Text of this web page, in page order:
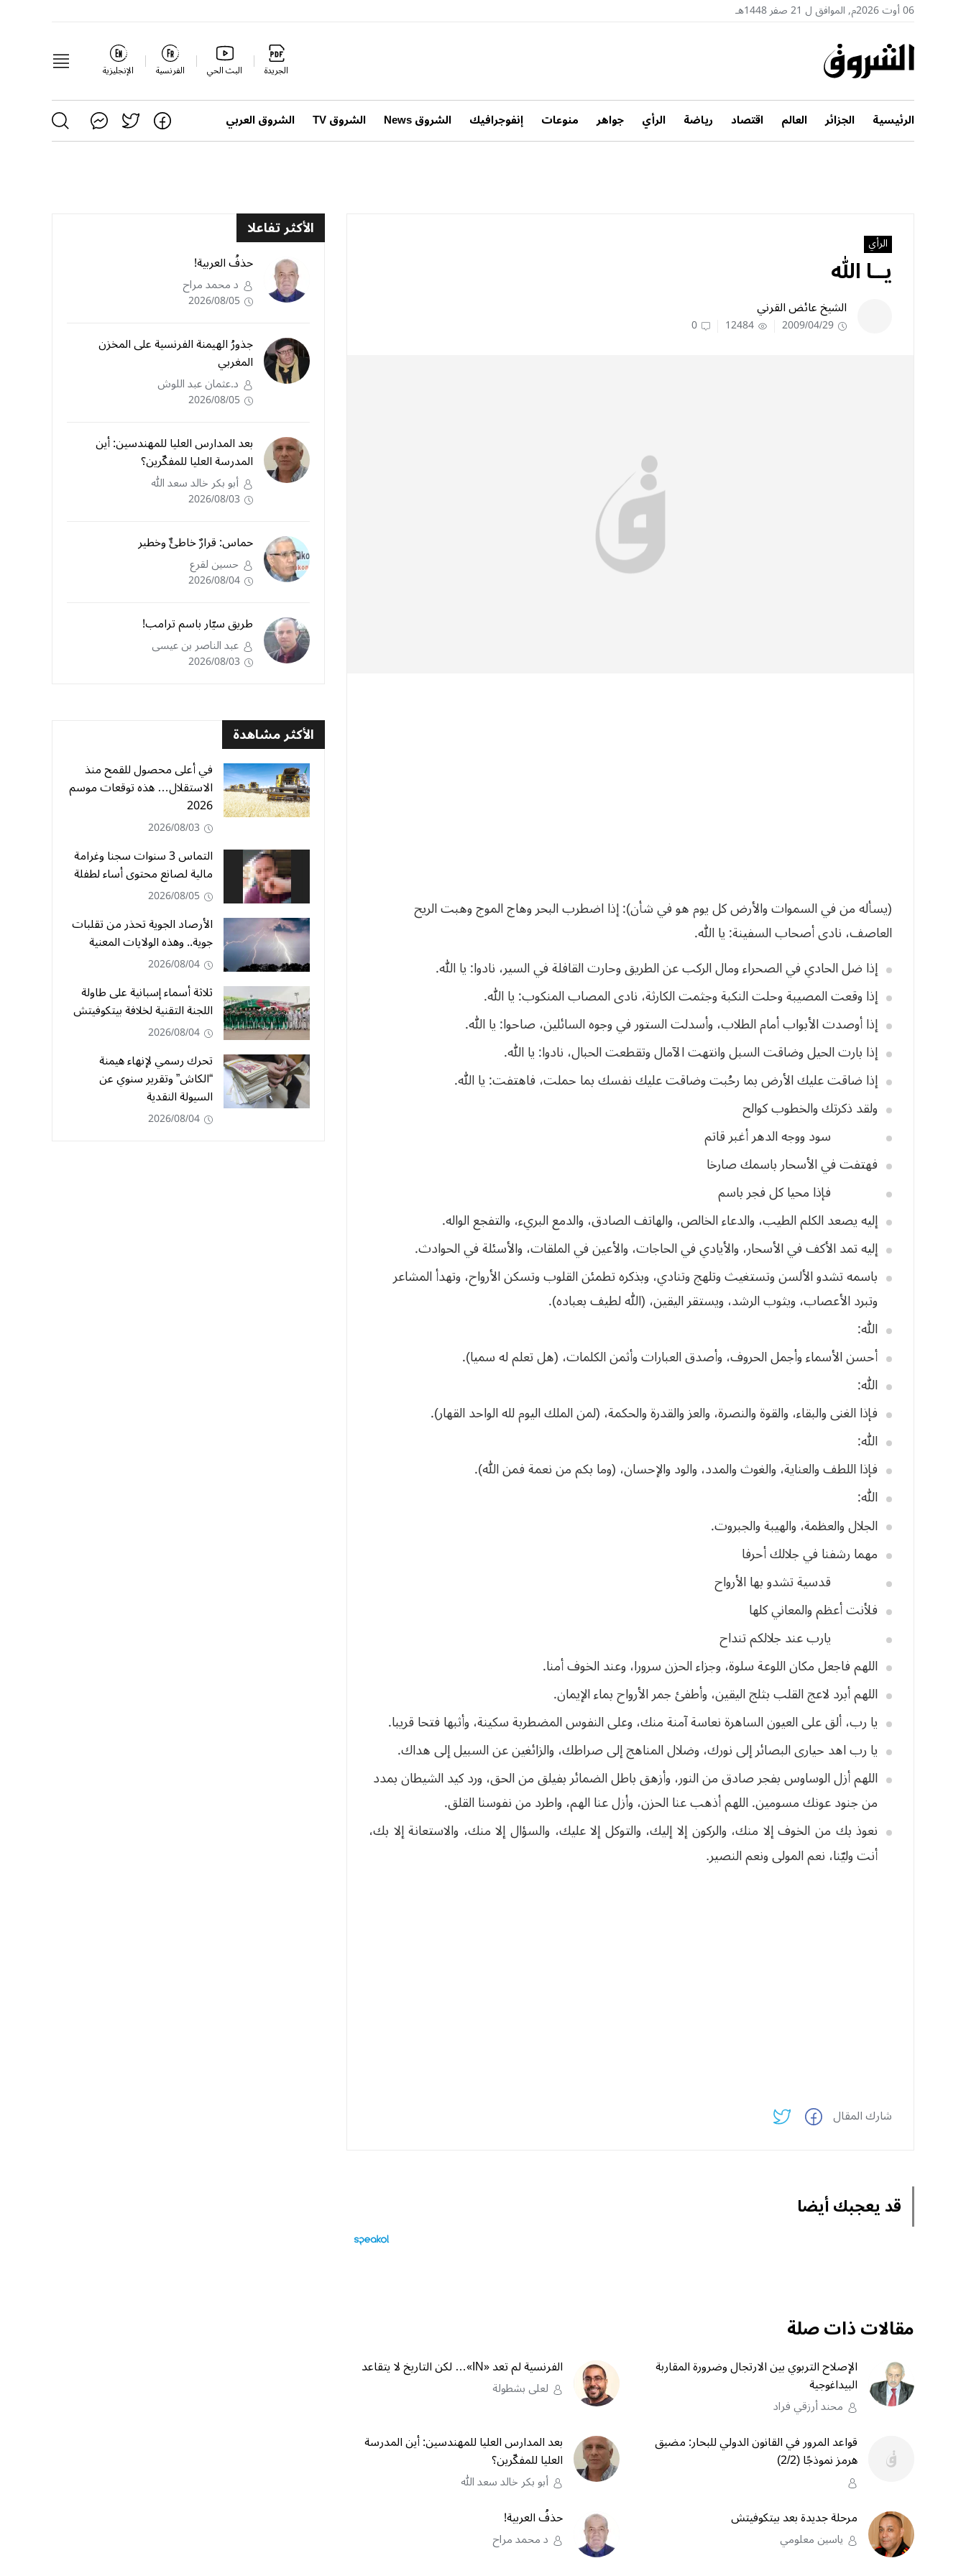
06 أوت 2026م, الموافق ل 21 صفر 1448هـ
الجريدة البث الحي الفرنسية الإنجليزية
الرئيسية الجزائر العالم اقتصاد رياضة الرأي جواهر منوعات إنفوجرافيك الشروق News الشروق TV الشروق العربي
الرأي
يــا الله
الشيخ عائض القرني
2009/04/29
12484
0
(يسأله من في السموات والأرض كل يوم هو في شأن): إذا اضطرب البحر وهاج الموج وهبت الريح
العاصف، نادى أصحاب السفينة: يا الله.
إذاضلالحاديفيالصحراءومالالركبعنالطريقوحارتالقافلةفيالسير، نادوا:ياالله.
إذاوقعتالمصيبةوحلتالنكبةوجثمتالكارثة، نادىالمصابالمنكوب:ياالله.
إذاأوصدتالأبوابأمامالطلاب، وأسدلتالستورفيوجوهالسائلين، صاحوا:ياالله.
إذابارتالحيلوضاقتالسبلوانتهتالآمالوتقطعتالحبال، نادوا:ياالله.
إذاضاقتعليكالأرضبمارحُبتوضاقتعليكنفسكبماحملت، فاهتفت:ياالله.
ولقدذكرتكوالخطوبكوالح
سودووجهالدهرأغبرقاتم
فهتفتفيالأسحارباسمكصارخا
فإذامحياكلفجرباسم
إليهيصعدالكلمالطيب، والدعاءالخالص، والهاتفالصادق، والدمعالبريء، والتفجعالواله.
إليهتمدالأكففيالأسحار، والأياديفيالحاجات، والأعينفيالملقات، والأسئلةفيالحوادث.
باسمهتشدوالألسنوتستغيثوتلهجوتنادي، وبذكرهتطمئنالقلوبوتسكنالأرواح، وتهدأالمشاعر
وتبردالأعصاب، ويثوبالرشد، ويستقراليقين، (اللهلطيفبعباده).
الله:
أحسنالأسماءوأجملالحروف، وأصدقالعباراتوأثمنالكلمات، (هلتعلملهسميا).
الله:
فإذاالغنىوالبقاء، والقوةوالنصرة، والعزوالقدرةوالحكمة، (لمنالملكاليومللهالواحدالقهار).
الله:
فإذااللطفوالعناية، والغوثوالمدد، والودوالإحسان، (ومابكممننعمةفمنالله).
الله:
الجلالوالعظمة، والهيبةوالجبروت.
مهمارشفنافيجلالكأحرفا
قدسيةتشدوبهاالأرواح
فلأنتأعظموالمعانيكلها
ياربعندجلالكمتنداح
اللهمفاجعلمكاناللوعةسلوة، وجزاءالحزنسرورا، وعندالخوفأمنا.
اللهمأبردلاعجالقلببثلجاليقين، وأطفئجمرالأرواحبماءالإيمان.
يارب،ألقعلىالعيونالساهرةنعاسةآمنةمنك، وعلىالنفوسالمضطربةسكينة، وأثبهافتحاقريبا.
يارباهدحيارىالبصائرإلىنورك، وضلالالمناهجإلىصراطك، والزائغينعنالسبيلإلىهداك.
اللهمأزلالوساوسبفجرصادقمنالنور، وأزهقباطلالضمائربفيلقمنالحق، وردكيدالشيطانبمدد
منجنودعونكمسومين.اللهمأذهبعناالحزن، وأزلعناالهم، واطردمننفوسناالقلق.
نعوذبك منالخوفإلا منك، والركونإلاإليك، والتوكلإلاعليك، والسؤالإلامنك، والاستعانةإلا بك،
أنتوليّنا، نعمالمولىونعمالنصير.
شارك المقال
قد يعجبك أيضا
مقالات ذات صلة
الإصلاح التربوي بين الارتجال وضرورة المقاربة
البيداغوجية
محند أرزقي فراد
الفرنسية لم تعد «IN»… لكن التاريخ لا يتقاعد
لعلى بشطولة
قواعد المرور في القانون الدولي للبحار: مضيق
هرمز نموذجًا (2/2)
بعد المدارس العليا للمهندسين: أين المدرسة
العليا للمفكّرين؟
أبو بكر خالد سعد الله
مرحلة جديدة بعد بيتكوفيتش
ياسين معلومي
حذفُ العربية!
د محمد مراح
الأكثر تفاعلا
حذفُ العربية!
د محمد مراح
2026/08/05
جذورُ الهيمنة الفرنسية على المخزن
المغربي
د.عثمان عبد اللوش
2026/08/05
بعد المدارس العليا للمهندسين: أين
المدرسة العليا للمفكّرين؟
أبو بكر خالد سعد الله
2026/08/03
حماس: قرارٌ خاطئٌ وخطير
حسين لقرع
2026/08/04
طريق سيّار باسم ترامب!
عبد الناصر بن عيسى
2026/08/03
الأكثر مشاهدة
في أعلى محصول للقمح منذ
الاستقلال… هذه توقعات موسم
2026
2026/08/03
التماس 3 سنوات سجنا وغرامة
مالية لصانع محتوى أساء لطفلة
2026/08/05
الأرصاد الجوية تحذر من تقلبات
جوية.. وهذه الولايات المعنية
2026/08/04
ثلاثة أسماء إسبانية على طاولة
اللجنة التقنية لخلافة بيتكوفيتش
2026/08/04
تحرك رسمي لإنهاء هيمنة
“الكاش” وتقرير سنوي عن
السيولة النقدية
2026/08/04